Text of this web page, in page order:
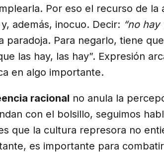
Por eso el recurso de la
además, inocuo. Decir: “no
paradoja. Para negarlo, tiene
las hay, las hay”. Expresión
en algo importante.
racional no anula la
con el bolsillo, seguimos
que la cultura represora no
es importante para